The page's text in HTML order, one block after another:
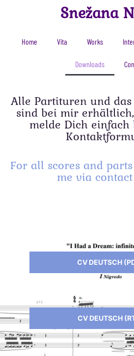
Snežana
Home Vita Works
Downloads
Alle Partituren und
sind bei mir
melde Dich
For all scores and
me via
CV DEUTSCH
CV DEUTSCH